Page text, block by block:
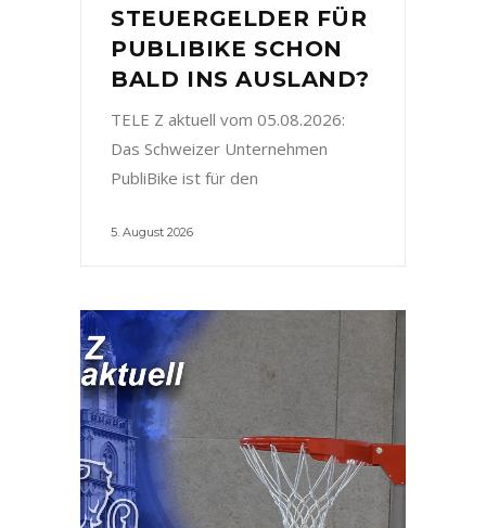
STEUERGELDER FÜR
PUBLIBIKE SCHON
BALD INS AUSLAND?
TELE Z aktuell vom 05.08.2026:
Das Schweizer Unternehmen
PubliBike ist für den
5. August 2026